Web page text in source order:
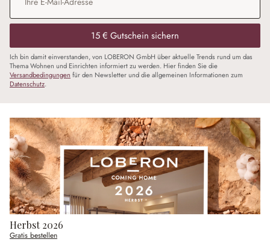
15 € Gutschein sichern
Ich bin damit einverstanden, von LOBERON GmbH über aktuelle Trends rund um das
Thema Wohnen und Einrichten informiert zu werden. Hier finden Sie die
Versandbedingungen für den Newsletter und die allgemeinen Informationen zum
Datenschutz.
Herbst 2026
Gratis bestellen